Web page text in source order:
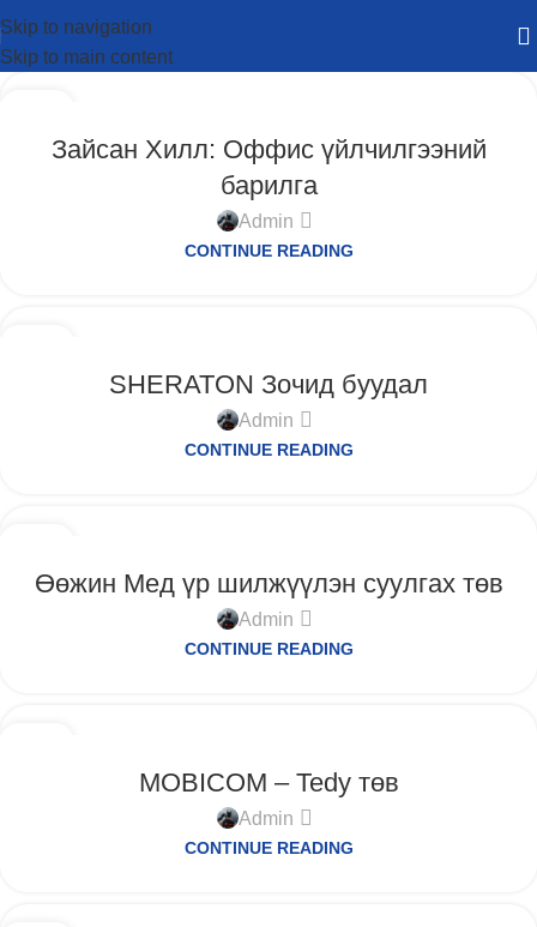
Skip to navigation
Skip to main content
Зайсан Хилл: Оффис үйлчилгээний
барилга
Admin
CONTINUE READING
SHERATON Зочид буудал
Admin
CONTINUE READING
Өөжин Мед үр шилжүүлэн суулгах төв
Admin
CONTINUE READING
MOBICOM – Tedy төв
Admin
CONTINUE READING